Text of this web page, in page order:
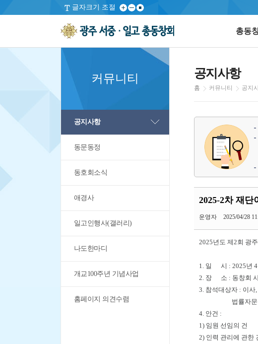
글자크기 조절
총동
커뮤니티
공지사항
동문동정
동호회소식
애경사
일고인행사(갤러리)
나도한마디
개교100주년 기념사업
홈페이지 의견수렴
공지사항
홈 커뮤니티 공지
2025-2차 재단
운영자 2025/04/28
2025년도 제2회 광
1. 일 시 : 2025년 4
2. 장 소 : 동
3. 참석대상자 : 이사
법률자문변호
4. 안건 :
1) 임원 선임의 건
2) 인력 관리에 관한